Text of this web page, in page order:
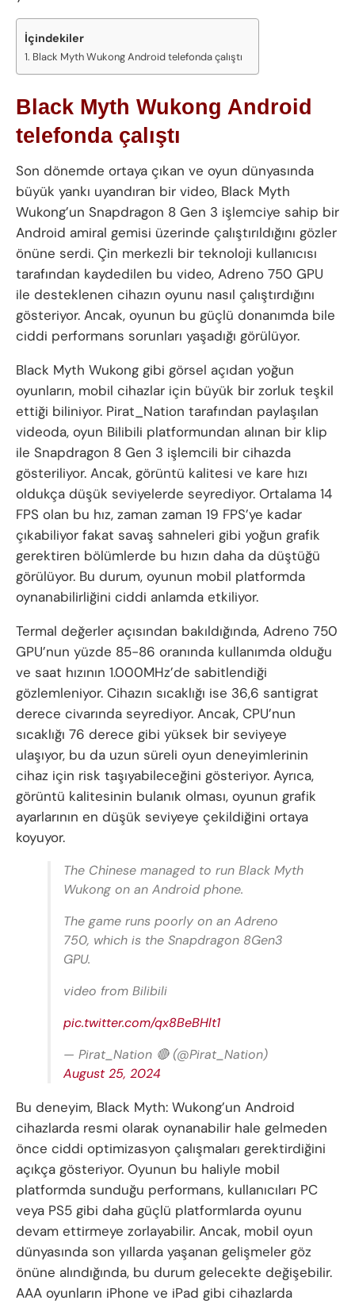
İçindekiler
Black Myth Wukong Android telefonda çalıştı
Black Myth Wukong Android
telefonda çalıştı
Son dönemde ortaya çıkan ve oyun dünyasında
büyük yankı uyandıran bir video, Black Myth
Wukong’un Snapdragon 8 Gen 3 işlemciye sahip bir
Android amiral gemisi üzerinde çalıştırıldığını gözler
önüne serdi. Çin merkezli bir teknoloji kullanıcısı
tarafından kaydedilen bu video, Adreno 750 GPU
ile desteklenen cihazın oyunu nasıl çalıştırdığını
gösteriyor. Ancak, oyunun bu güçlü donanımda bile
ciddi performans sorunları yaşadığı görülüyor.
Black Myth Wukong gibi görsel açıdan yoğun
oyunların, mobil cihazlar için büyük bir zorluk teşkil
ettiği biliniyor. Pirat_Nation tarafından paylaşılan
videoda, oyun Bilibili platformundan alınan bir klip
ile Snapdragon 8 Gen 3 işlemcili bir cihazda
gösteriliyor. Ancak, görüntü kalitesi ve kare hızı
oldukça düşük seviyelerde seyrediyor. Ortalama 14
FPS olan bu hız, zaman zaman 19 FPS’ye kadar
çıkabiliyor fakat savaş sahneleri gibi yoğun grafik
gerektiren bölümlerde bu hızın daha da düştüğü
görülüyor. Bu durum, oyunun mobil platformda
oynanabilirliğini ciddi anlamda etkiliyor.
Termal değerler açısından bakıldığında, Adreno 750
GPU’nun yüzde 85-86 oranında kullanımda olduğu
ve saat hızının 1.000MHz’de sabitlendiği
gözlemleniyor. Cihazın sıcaklığı ise 36,6 santigrat
derece civarında seyrediyor. Ancak, CPU’nun
sıcaklığı 76 derece gibi yüksek bir seviyeye
ulaşıyor, bu da uzun süreli oyun deneyimlerinin
cihaz için risk taşıyabileceğini gösteriyor. Ayrıca,
görüntü kalitesinin bulanık olması, oyunun grafik
ayarlarının en düşük seviyeye çekildiğini ortaya
koyuyor.
The Chinese managed to run Black Myth
Wukong on an Android phone.
The game runs poorly on an Adreno
750, which is the Snapdragon 8Gen3
GPU.
video from Bilibili
pic.twitter.com/qx8BeBHlt1
— Pirat_Nation 🔴 (@Pirat_Nation)
August 25, 2024
Bu deneyim, Black Myth: Wukong’un Android
cihazlarda resmi olarak oynanabilir hale gelmeden
önce ciddi optimizasyon çalışmaları gerektirdiğini
açıkça gösteriyor. Oyunun bu haliyle mobil
platformda sunduğu performans, kullanıcıları PC
veya PS5 gibi daha güçlü platformlarda oyunu
devam ettirmeye zorlayabilir. Ancak, mobil oyun
dünyasında son yıllarda yaşanan gelişmeler göz
önüne alındığında, bu durum gelecekte değişebilir.
AAA oyunların iPhone ve iPad gibi cihazlarda